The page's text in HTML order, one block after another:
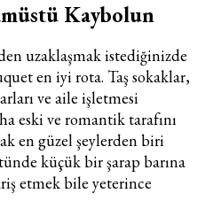
neler oluyor? Yeni
Kaybolun
uzaklaşmak istediğinizde
en iyi rota. Taş sokaklar,
ve aile işletmesi
eski ve romantik tarafını
en güzel şeylerden biri
küçük bir şarap barına
etmek bile yeterince